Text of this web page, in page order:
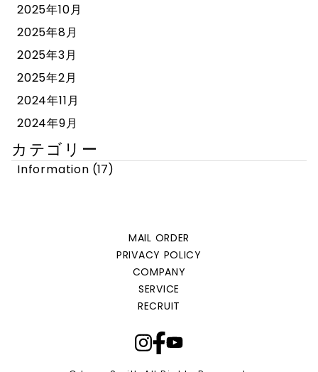
2025年10月
2025年8月
2025年3月
2025年2月
2024年11月
2024年9月
カテゴリー
Information (17)
MAIL ORDER
PRIVACY POLICY
COMPANY
SERVICE
RECRUIT